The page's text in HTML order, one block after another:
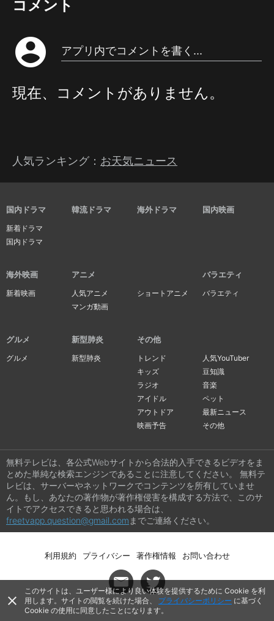
コメント
account_circle アプリ内でコメントを書く...
現在、コメントがありません。
人気ランキング： お天気ニュース
国内ドラマ
新着ドラマ
国内ドラマ
韓流ドラマ 海外ドラマ 国内映画
海外映画
新着映画
アニメ
人気アニメ
ショートアニメ
マンガ動画
バラエティ
バラエティ
グルメ
グルメ
新型肺炎
新型肺炎
その他
トレンド
人気YouTuber
キッズ
豆知識
ラジオ
音楽
アイドル
ペット
アウトドア
最新ニュース
映画予告
その他
無料テレビは、各公式Webサイトから合法的入手できるビデオをま
とめた単純な検索エンジンであることに注意してください。 無料テ
レビは、サーバーやネットワークでコンテンツを所有していませ
ん。もし、あなたの著作物が著作権侵害を構成する方法で、このサ
イトでアクセスできると思われる場合は、
freetvapp.question@gmail.com までご連絡ください。
利用規約 プライバシー 著作権情報 お問い合わせ
close
このサイトは、ユーザー様により良い体験を提供するために Cookie を利
用します。サイトの閲覧を続けた場合、
プライバシーポリシー に基づく
Cookie の使用に同意したことになります。